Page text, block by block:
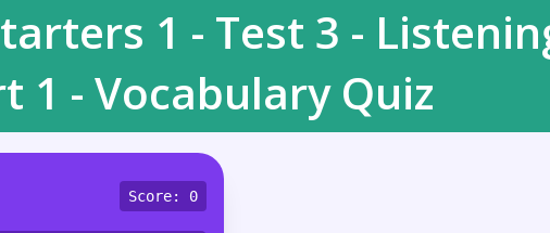
1 - Test 3 -
1 - Vocabulary Quiz
Score: 0